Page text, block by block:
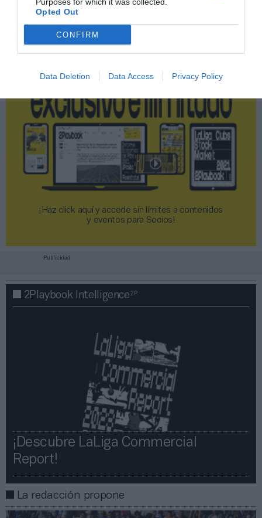
Opted Out
CONFIRM
Data Deletion Data Access Privacy Policy
2Playbook Club
¡Haz click aquí y accede sin límites a contenidos
y eventos para Socios!​​​​​​​
Publicidad
2Playbook Intelligence2P
¡Descubre LaLiga Commercial
Report!​​
La redacción propone